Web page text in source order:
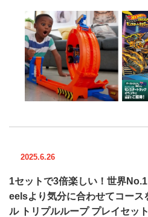
2025.6.26
1セットで3倍楽しい！世界
eelsより気分に合わせてコース
ル トリプルループ プレイセッ